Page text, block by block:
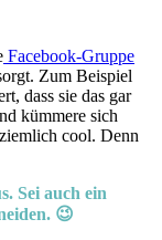
Facebook-Gruppe
Zum Beispiel
dass sie das gar
kümmere sich
cool. Denn
Sei auch ein
😉